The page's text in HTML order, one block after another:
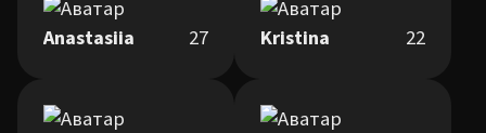
Anastasiia 27 Kristina 22